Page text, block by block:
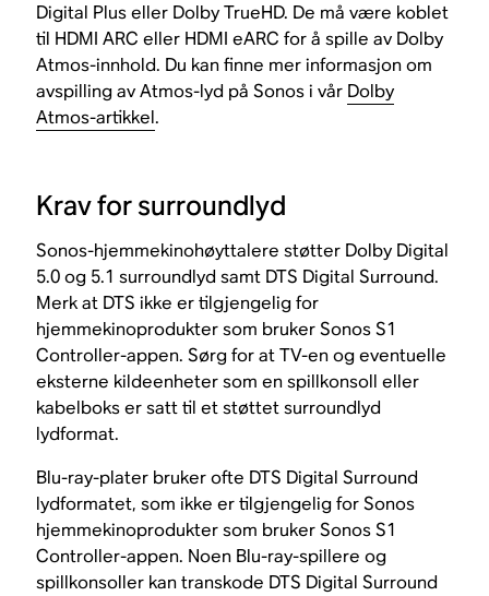
Digital Plus eller Dolby TrueHD. De må være koblet
til HDMI ARC eller HDMI eARC for å spille av Dolby
Atmos-innhold. Du kan finne mer informasjon om
avspilling av Atmos-lyd på Sonos i vår Dolby
Atmos-artikkel.
Krav for surroundlyd
Sonos-hjemmekinohøyttalere støtter Dolby Digital
5.0 og 5.1 surroundlyd samt DTS Digital Surround.
Merk at DTS ikke er tilgjengelig for
hjemmekinoprodukter som bruker Sonos S1
Controller-appen. Sørg for at TV-en og eventuelle
eksterne kildeenheter som en spillkonsoll eller
kabelboks er satt til et støttet surroundlyd
lydformat.
Blu-ray-plater bruker ofte DTS Digital Surround
lydformatet, som ikke er tilgjengelig for Sonos
hjemmekinoprodukter som bruker Sonos S1
Controller-appen. Noen Blu-ray-spillere og
spillkonsoller kan transkode DTS Digital Surround